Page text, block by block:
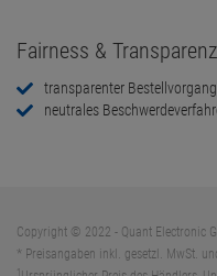
Fairness & Transparenz
transparenter Bestellvorgang
neutrales
Copyright © 2022 - Quant Electronic
* Preisangaben inkl. gesetzl. MwSt.